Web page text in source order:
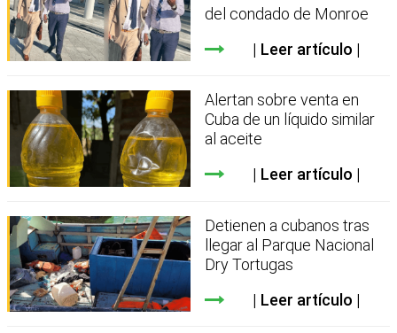
del condado de Monroe
Leer artículo
Alertan sobre venta en
Cuba de un líquido similar
al aceite
Leer artículo
Detienen a cubanos tras
llegar al Parque Nacional
Dry Tortugas
Leer artículo